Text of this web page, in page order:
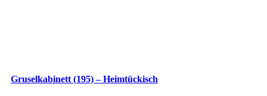
Gruselkabinett (195) – Heimtückisch